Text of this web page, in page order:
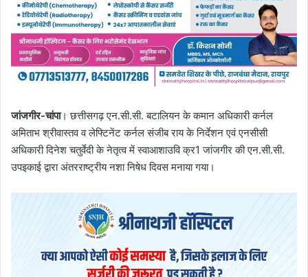
जांजगीर-चांपा। छत्तीसगढ़ एन.सी.सी. बटालियन के कमान अधिकारी कर्नल
अमिताभ श्रीवास्तव व लेफ्टिनेंट कर्नल संजीब राय के निर्देशन एवं एनसीसी
अधिकारी दिनेश चतुर्वेदी के नेतृत्व में स्वाआशाउवि क्र1 जांजगीर की एन.सी.सी.
उपइकाई द्वारा अंतरराष्ट्रीय नशा निषेध दिवस मनाया गया।